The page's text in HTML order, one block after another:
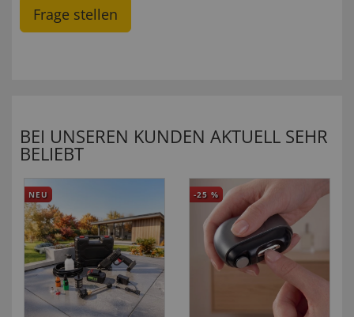
Frage stellen
BEI UNSEREN KUNDEN AKTUELL SEHR
BELIEBT
NEU -25 %